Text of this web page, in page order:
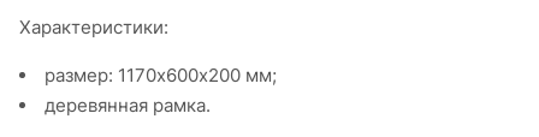
Характеристики:
размер: 1170х600х200 мм;
деревянная рамка.